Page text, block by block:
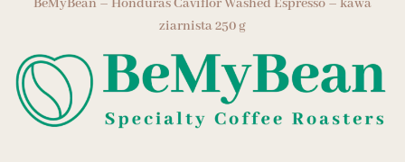
BeMyBean – Honduras Caviflor Washed Espresso – kawa
ziarnista 250 g